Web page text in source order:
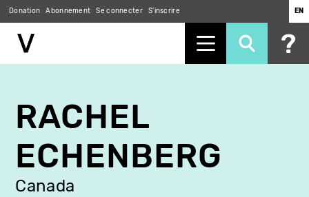
contenu
principal
Donation Abonnement Se connecter S'inscrire EN
RACHEL
ECHENBERG
Canada